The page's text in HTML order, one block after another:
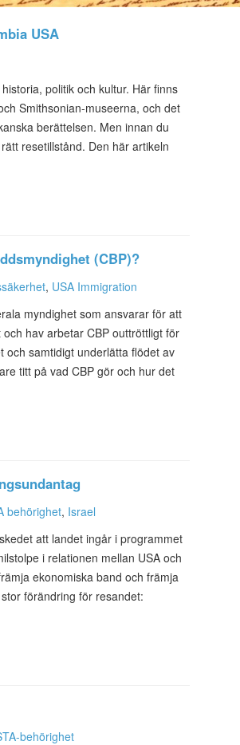
USA
politik och kultur. Här finns
Smithsonian-museerna, och det
berättelsen. Men innan du
resetillstånd. Den här artikeln
(CBP)?
, USA Immigration
myndighet som ansvarar för att
hav arbetar CBP outtröttligt för
och samtidigt underlätta flödet av
titt på vad CBP gör och hur det
behörighet, Israel
att landet ingår i programmet
i relationen mellan USA och
ekonomiska band och främja
förändring för resandet:
behörighet